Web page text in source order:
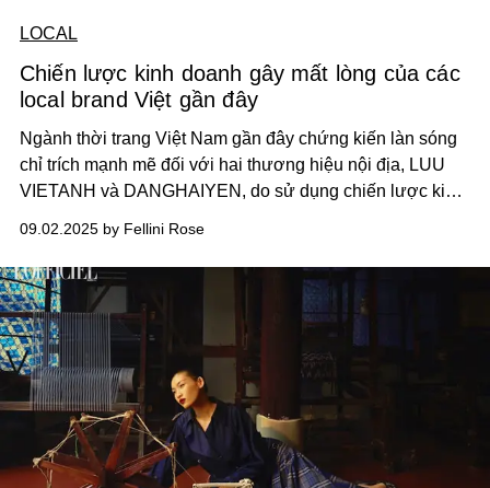
LOCAL
Chiến lược kinh doanh gây mất lòng của các
local brand Việt gần đây
Ngành thời trang Việt Nam gần đây chứng kiến làn sóng
chỉ trích mạnh mẽ đối với hai thương hiệu nội địa, LUU
VIETANH và DANGHAIYEN, do sử dụng chiến lược kinh
đẩy hàng tồn kho, lợi dụng cảm xúc của khách hàng.
09.02.2025 by Fellini Rose